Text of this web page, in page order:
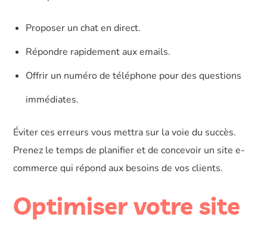
Proposer un chat en direct.
Répondre rapidement aux emails.
Offrir un numéro de téléphone pour des questions
immédiates.
Éviter ces erreurs vous mettra sur la voie du succès.
Prenez le temps de planifier et de concevoir un site e-
commerce qui répond aux besoins de vos clients.
Optimiser votre site